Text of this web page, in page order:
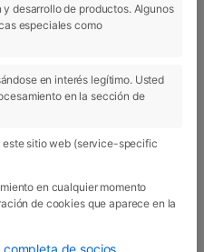
desarrollo de productos. Algunos
especiales como
en interés legítimo. Usted
en la sección de
sitio web (service-specific
en cualquier momento
de cookies que aparece en la
completa de socios